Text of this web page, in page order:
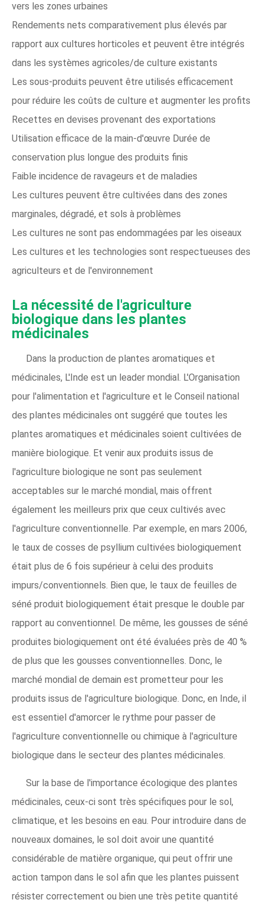
vers les zones urbaines
Rendements nets comparativement plus élevés par
rapport aux cultures horticoles et peuvent être intégrés
dans les systèmes agricoles/de culture existants
Les sous-produits peuvent être utilisés efficacement
pour réduire les coûts de culture et augmenter les profits
Recettes en devises provenant des exportations
Utilisation efficace de la main-d'œuvre Durée de
conservation plus longue des produits finis
Faible incidence de ravageurs et de maladies
Les cultures peuvent être cultivées dans des zones
marginales, dégradé, et sols à problèmes
Les cultures ne sont pas endommagées par les oiseaux
Les cultures et les technologies sont respectueuses des
agriculteurs et de l'environnement
La nécessité de l'agriculture
biologique dans les plantes
médicinales
Dans la production de plantes aromatiques et
médicinales, L'Inde est un leader mondial. L'Organisation
pour l'alimentation et l'agriculture et le Conseil national
des plantes médicinales ont suggéré que toutes les
plantes aromatiques et médicinales soient cultivées de
manière biologique. Et venir aux produits issus de
l'agriculture biologique ne sont pas seulement
acceptables sur le marché mondial, mais offrent
également les meilleurs prix que ceux cultivés avec
l'agriculture conventionnelle. Par exemple, en mars 2006,
le taux de cosses de psyllium cultivées biologiquement
était plus de 6 fois supérieur à celui des produits
impurs/conventionnels. Bien que, le taux de feuilles de
séné produit biologiquement était presque le double par
rapport au conventionnel. De même, les gousses de séné
produites biologiquement ont été évaluées près de 40 %
de plus que les gousses conventionnelles. Donc, le
marché mondial de demain est prometteur pour les
produits issus de l'agriculture biologique. Donc, en Inde, il
est essentiel d'amorcer le rythme pour passer de
l'agriculture conventionnelle ou chimique à l'agriculture
biologique dans le secteur des plantes médicinales.
Sur la base de l'importance écologique des plantes
médicinales, ceux-ci sont très spécifiques pour le sol,
climatique, et les besoins en eau. Pour introduire dans de
nouveaux domaines, le sol doit avoir une quantité
considérable de matière organique, qui peut offrir une
action tampon dans le sol afin que les plantes puissent
résister correctement ou bien une très petite quantité